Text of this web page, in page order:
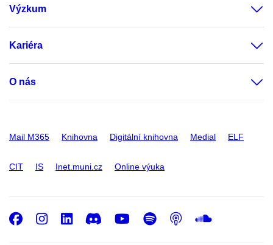
Výzkum
Kariéra
O nás
Mail M365 Knihovna Digitální knihovna Medial ELF
CIT IS Inet.muni.cz Online výuka
Facebook
Instagram
LinkedIn
DiscordYoutube
Spotify
Podcast